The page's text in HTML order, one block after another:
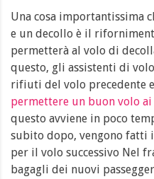
Una cosa importantissima
e un decollo è il
permetterà al volo di
questo, gli assistenti di
rifiuti del volo precedente
permettere un buon volo
questo avviene in poco
subito dopo, vengono fatti
per il volo successivo Nel
bagagli dei nuovi